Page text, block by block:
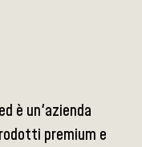
è un'azienda
premium e